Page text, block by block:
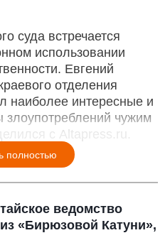
суда встречается
использовании
Евгений
отделения
наиболее интересные и
злоупотреблений чужим
с Altapress.ru.
полностью
ведомство
«Бирюзовой Катуни»,